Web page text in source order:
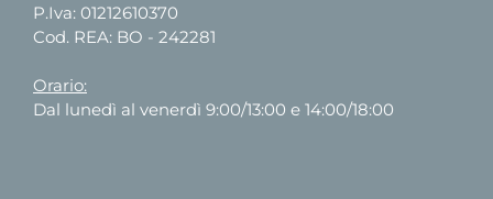
P.Iva: 01212610370
Cod. REA: BO - 242281
Orario:
Dal lunedì al venerdì 9:00/13:00 e 14:00/18:00